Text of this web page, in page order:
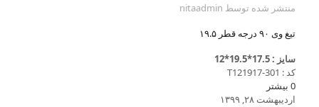
منتشر شده توسط nitaadmin
تیغ وی ۹۰ درجه قطر ۱۹.۵
سایز : 17.5*19.5*12
کد : T121917-301
0 بیشتر
اردیبهشت ۲۸, ۱۳۹۹